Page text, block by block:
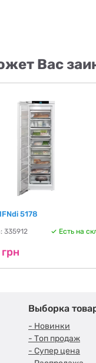
Вас
5178
335912 Есть на
Выборка
- Новинки
- Топ продаж
- Супер цена